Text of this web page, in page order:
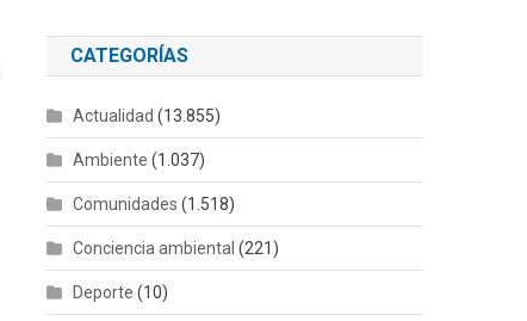
CATEGORÍAS
Actualidad (13.855)
Ambiente (1.037)
Comunidades (1.518)
Conciencia ambiental (221)
Deporte (10)